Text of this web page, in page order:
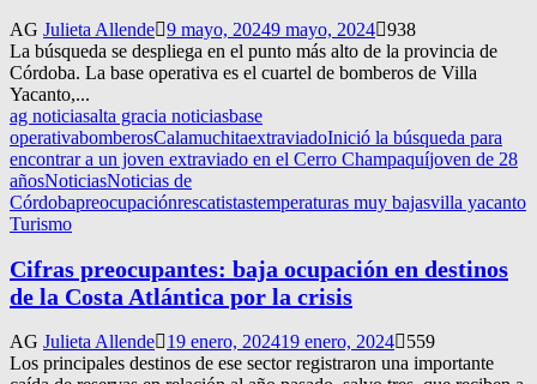
AG Julieta Allende 9 mayo, 20249 mayo, 2024 938
La búsqueda se despliega en el punto más alto de la provincia de
Córdoba. La base operativa es el cuartel de bomberos de Villa
Yacanto,...
ag noticiasalta gracia noticiasbase
operativabomberosCalamuchitaextraviadoInició la búsqueda para
encontrar a un joven extraviado en el Cerro Champaquíjoven de 28
añosNoticiasNoticias de
Córdobapreocupaciónrescatistastemperaturas muy bajasvilla yacanto
Turismo
Cifras preocupantes: baja ocupación en destinos
de la Costa Atlántica por la crisis
AG Julieta Allende 19 enero, 202419 enero, 2024
559
Los principales destinos de ese sector registraron una importante